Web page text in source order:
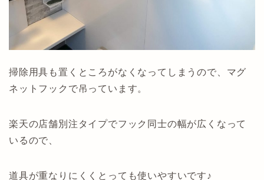
掃除用具も置くところがなくなってしまうので、マグ
ネットフックで吊っています。
楽天の店舗別注タイプでフック同士の幅が広くなって
いるので、
道具が重なりにくくとっても使いやすいです♪